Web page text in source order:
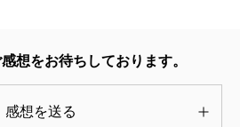
表現する。こういう色を見た
自分自身の求めに応じて表現が
一般のアーティストはやがて無
想をお待ちしております。
感想を送る